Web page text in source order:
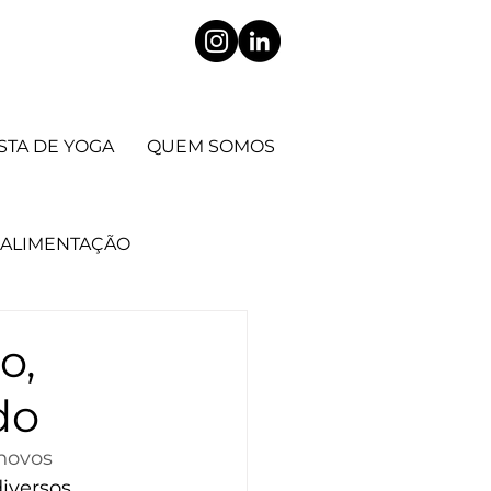
DE YOGA QUEM SOMOS
ALIMENTAÇÃO